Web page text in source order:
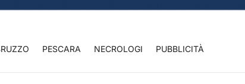
PESCARA NECROLOGI PUBBLICITÀ